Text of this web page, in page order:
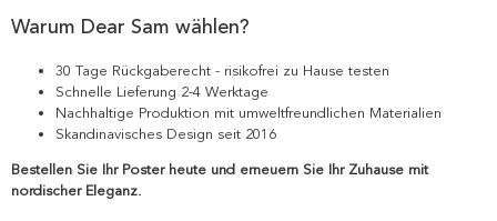
Warum Dear Sam wählen?
30 Tage Rückgaberecht - risikofrei zu Hause testen
Schnelle Lieferung 2-4 Werktage
Nachhaltige Produktion mit umweltfreundlichen Materialien
Skandinavisches Design seit 2016
Bestellen Sie Ihr Poster heute und erneuern Sie Ihr Zuhause mit
nordischer Eleganz.